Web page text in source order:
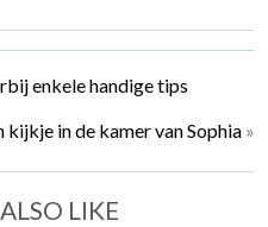
enkele handige tips
kijkje in de kamer van Sophia»
LIKE